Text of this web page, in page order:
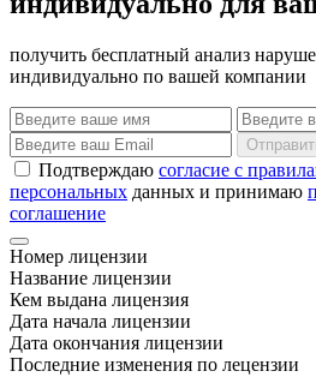
получить бесплатный анализ
индивидуально по вашей компании
Подтверждаю согласие с
персональных данных и принимаю
соглашение
Номер лицензии
Название лицензии
Кем выдана лицензия
Дата начала лицензии
Дата окончания лицензии
Последние изменения по лецензии